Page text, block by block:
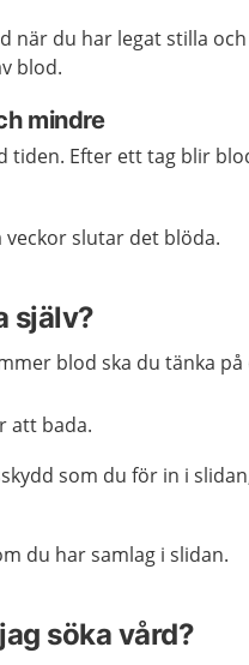
när du har legat stilla
blod.
mindre
tiden. Efter ett tag blir
slutar det blöda.
själv?
blod ska du tänka på
att bada.
som du för in i
du har samlag i slidan.
söka vård?